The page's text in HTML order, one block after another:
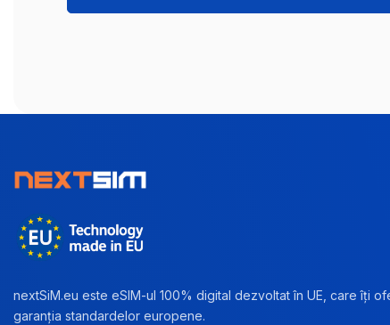
nextSiM.eu este eSIM-ul 100% digital dezvoltat în UE, care îți
garanția standardelor europene.